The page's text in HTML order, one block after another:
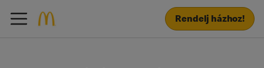
Rendelj házhoz!